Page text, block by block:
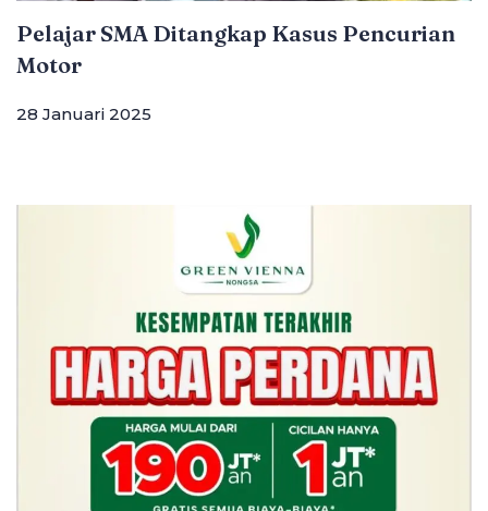
Pelajar SMA Ditangkap Kasus Pencurian
Motor
28 Januari 2025